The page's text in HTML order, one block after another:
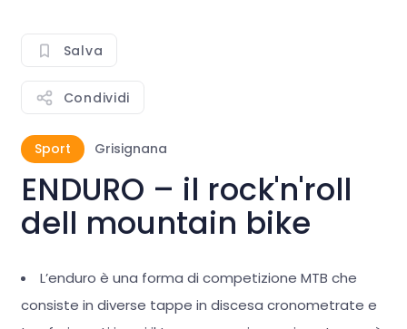
Salva
Condividi
Sport Grisignana
ENDURO – il rock'n'roll
dell mountain bike
L’enduro è una forma di competizione MTB che
consiste in diverse tappe in discesa cronometrate e